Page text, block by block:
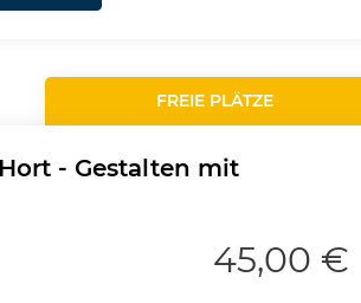
FREIE PLÄTZE
- Gestalten mit
45,00 €